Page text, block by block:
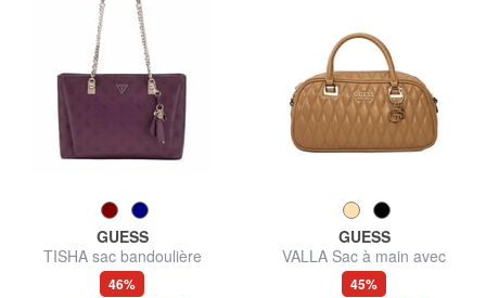
GUESS
TISHA sac bandoulière
46%
GUESS
VALLA Sac à main avec
bandoulière
45%